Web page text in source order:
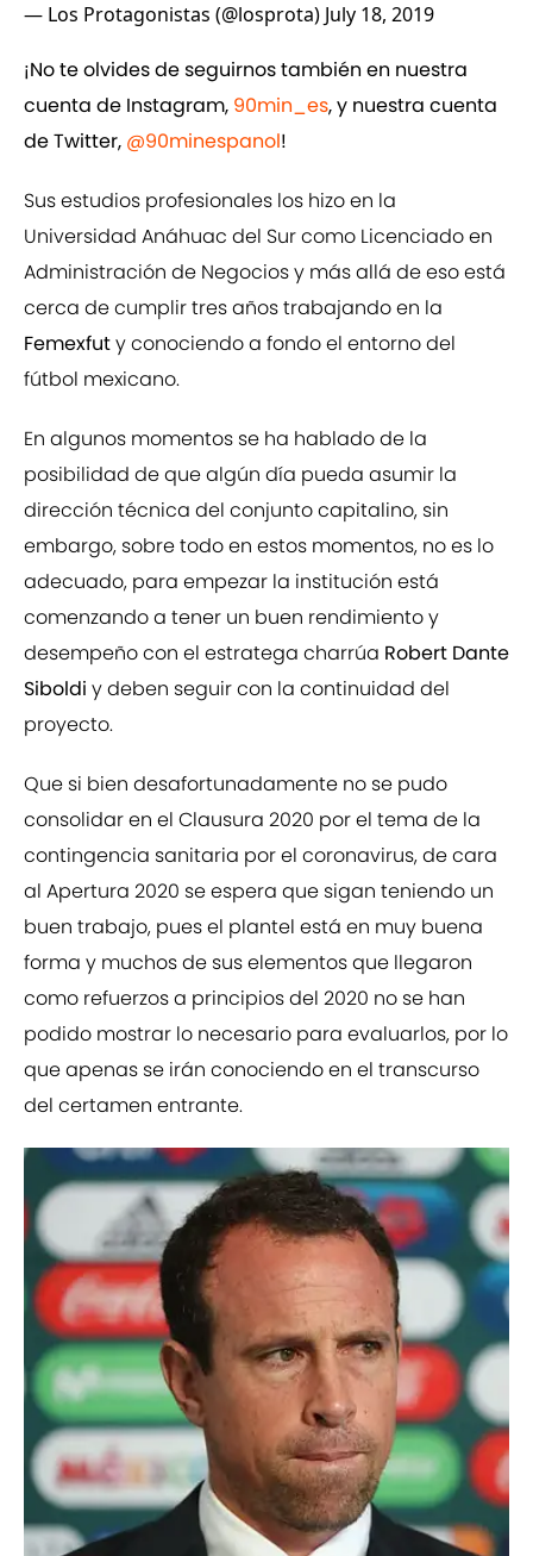
— Los Protagonistas (@losprota) July 18, 2019
¡No te olvides de seguirnos también en nuestra
cuenta de Instagram, 90min_es, y nuestra cuenta
de Twitter, @90minespanol!
Sus estudios profesionales los hizo en la
Universidad Anáhuac del Sur como Licenciado en
Administración de Negocios y más allá de eso está
cerca de cumplir tres años trabajando en la
Femexfuty conociendo a fondo el entorno del
fútbol mexicano.
En algunos momentos se ha hablado de la
posibilidad de que algún día pueda asumir la
dirección técnica del conjunto capitalino, sin
embargo, sobre todo en estos momentos, no es lo
adecuado, para empezar la institución está
comenzando a tener un buen rendimiento y
desempeño con el estratega charrúa Robert Dante
Siboldi y deben seguir con la continuidad del
proyecto.
Que si bien desafortunadamente no se pudo
consolidar en el Clausura 2020 por el tema de la
contingencia sanitaria por el coronavirus, de cara
al Apertura 2020 se espera que sigan teniendo un
buen trabajo, pues el plantel está en muy buena
forma y muchos de sus elementos que llegaron
como refuerzos a principios del 2020 no se han
podido mostrar lo necesario para evaluarlos, por lo
que apenas se irán conociendo en el transcurso
del certamen entrante.